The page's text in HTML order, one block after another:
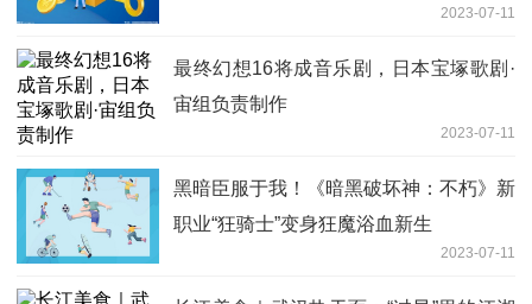
2023-07-11
最终幻想16将成音乐剧，日本宝塚歌剧·
宙组负责制作
2023-07-11
黑暗臣服于我！《暗黑破坏神：不朽》新
职业“狂骑士”变身狂魔浴血新生
2023-07-11